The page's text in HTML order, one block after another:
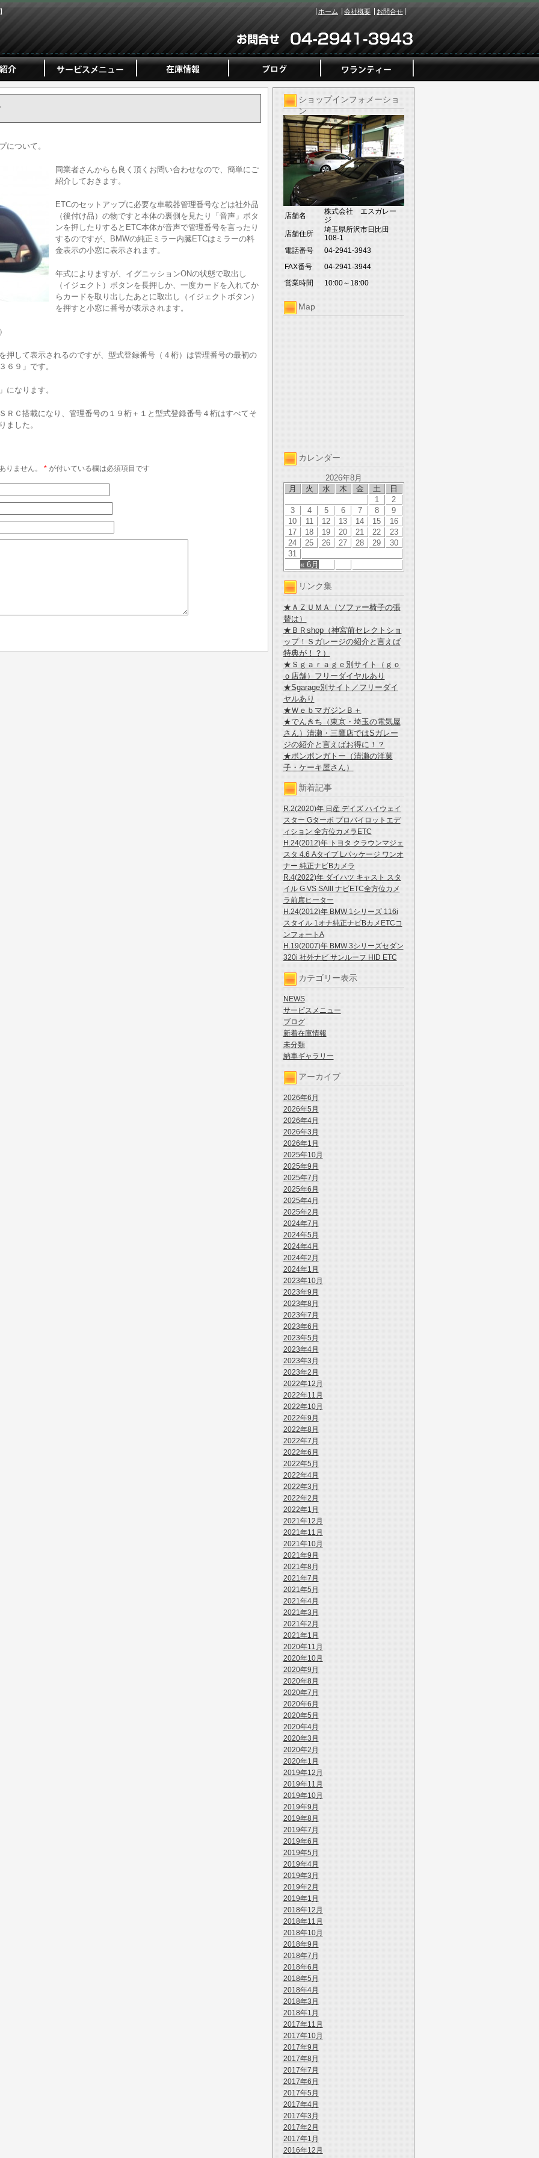
ホーム 会社概要 お問合せ
ショップインフォメーショ
ン
店舗名
株式会社 エスガレー
ジ
店舗住所
埼玉県所沢市日比田
108-1
電話番号
04-2941-3943
FAX番号
04-2941-3944
営業時間
10:00～18:00
Map
カレンダー
2026年8月
月
火 水 木 金 土 日
« 6月
1
2
3
4 5 6 7 8
9
10
11 12 13 14 15
16
17
18 19 20 21 22
23
24
25 26 27 28 29
30
31
リンク集
★ＡＺＵＭＡ（ソファー椅子の張
替は）
★ＢＲshop（神宮前セレクトショ
ップ！Ｓガレージの紹介と言えば
特典が！？）
★Ｓｇａｒａｇｅ別サイト（ｇｏ
ｏ店舗）フリーダイヤルあり
★Sgarage別サイト／フリーダイ
ヤルあり
★ＷｅｂマガジンＢ＋
★でんきち（東京・埼玉の電気屋
さん）清瀬・三鷹店ではSガレー
ジの紹介と言えばお得に！？
★ボンボンガトー（清瀬の洋菓
子・ケーキ屋さん）
新着記事
R.2(2020)年 日産 デイズ ハイウェイ
スター Gターボ プロパイロットエデ
ィション 全方位カメラETC
H.24(2012)年 トヨタ クラウンマジェ
スタ 4.6 Aタイプ Lパッケージ ワンオ
ナー 純正ナビBカメラ
R.4(2022)年 ダイハツ キャスト スタ
イル G VS SAIII ナビETC全方位カメ
ラ前席ヒーター
H.24(2012)年 BMW 1シリーズ 116i
スタイル 1オナ純正ナビBカメETCコ
ンフォートA
H.19(2007)年 BMW 3シリーズセダン
320i 社外ナビ サンルーフ HID ETC
カテゴリー表示
NEWS
サービスメニュー
ブログ
新着在庫情報
未分類
納車ギャラリー
アーカイブ
2026年6月
2026年5月
2026年4月
2026年3月
2026年1月
2025年10月
2025年9月
2025年7月
2025年6月
2025年4月
2025年2月
2024年7月
2024年5月
2024年4月
2024年2月
2024年1月
2023年10月
2023年9月
2023年8月
2023年7月
2023年6月
2023年5月
2023年4月
2023年3月
2023年2月
2022年12月
2022年11月
2022年10月
2022年9月
2022年8月
2022年7月
2022年6月
2022年5月
2022年4月
2022年3月
2022年2月
2022年1月
2021年12月
2021年11月
2021年10月
2021年9月
2021年8月
2021年7月
2021年5月
2021年4月
2021年3月
2021年2月
2021年1月
2020年11月
2020年10月
2020年9月
2020年8月
2020年7月
2020年6月
2020年5月
2020年4月
2020年3月
2020年2月
2020年1月
2019年12月
2019年11月
2019年10月
2019年9月
2019年8月
2019年7月
2019年6月
2019年5月
2019年4月
2019年3月
2019年2月
2019年1月
2018年12月
2018年11月
2018年10月
2018年9月
2018年7月
2018年6月
2018年5月
2018年4月
2018年3月
2018年1月
2017年11月
2017年10月
2017年9月
2017年8月
2017年7月
2017年6月
2017年5月
2017年4月
2017年3月
2017年2月
2017年1月
2016年12月
について。
同業者さんからも良く頂くお問い合わせなので、簡単にご
紹介しておきます。
ETCのセットアップに必要な車載器管理番号などは社外品
（後付け品）の物ですと本体の裏側を見たり「音声」ボタ
ンを押したりするとETC本体が音声で管理番号を言ったり
するのですが、BMWの純正ミラー内臓ETCはミラーの料
金表示の小窓に表示されます。
年式によりますが、イグニッションONの状態で取出し
（イジェクト）ボタンを長押しか、一度カードを入れてか
らカードを取り出したあとに取出し（イジェクトボタン）
を押すと小窓に番号が表示されます。
押して表示されるのですが、型式登録番号（４桁）は管理番号の最初の
６９」です。
になります。
ＲＣ搭載になり、管理番号の１９桁＋１と型式登録番号４桁はすべてそ
ました。
りません。 * が付いている欄は必須項目です